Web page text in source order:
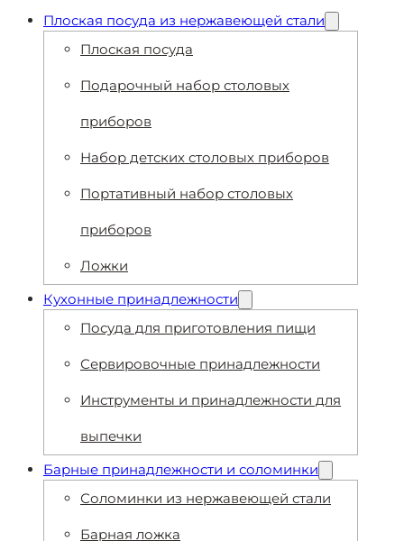
Плоская посуда из нержавеющей стали
Плоская посуда
Подарочный набор столовых
приборов
Набор детских столовых приборов
Портативный набор столовых
приборов
Ложки
Кухонные принадлежности
Посуда для приготовления пищи
Сервировочные принадлежности
Инструменты и принадлежности для
выпечки
Барные принадлежности и соломинки
Соломинки из нержавеющей стали
Барная ложка